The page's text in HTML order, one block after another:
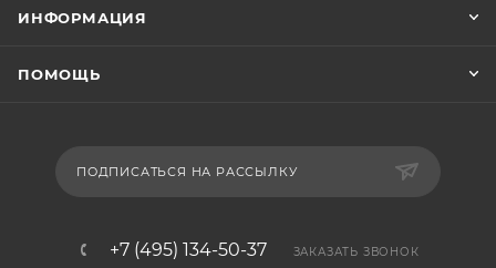
ИНФОРМАЦИЯ
ПОМОЩЬ
ПОДПИСАТЬСЯ НА РАССЫЛКУ
+7 (495) 134-50-37 ЗАКАЗАТЬ ЗВОНОК